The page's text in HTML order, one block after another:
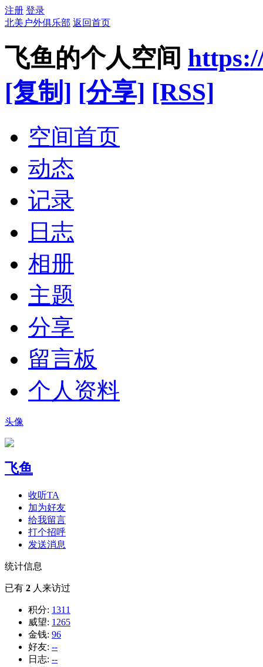
注册 登录
北美户外俱乐部 返回首页
飞鱼的个人空间
[复制] [分享] [RSS]
空间首页
动态
记录
日志
相册
主题
分享
留言板
个人资料
头像
飞鱼
收听TA
加为好友
给我留言
打个招呼
发送消息
统计信息
已有 2 人来访过
积分: 1311
威望: 1265
金钱: 96
好友: --
日志: --